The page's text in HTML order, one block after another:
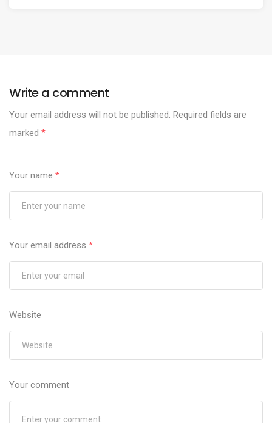
Write a comment
Your email address will not be published. Required fields are
marked *
Your name *
Your email address *
Website
Your comment